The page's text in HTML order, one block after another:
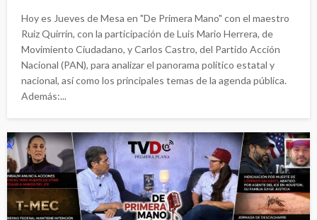
Hoy es Jueves de Mesa en "De Primera Mano" con el maestro
Ruiz Quirrín, con la participación de Luis Mario Herrera, de
Movimiento Ciudadano, y Carlos Castro, del Partido Acción
Nacional (PAN), para analizar el panorama político estatal y
nacional, así como los principales temas de la agenda pública.
Además:...